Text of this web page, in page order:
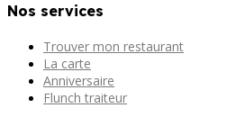
Nos services
Trouver mon restaurant
La carte
Anniversaire
Flunch traiteur